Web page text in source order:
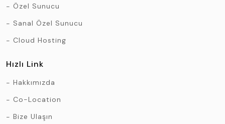
Özel Sunucu
Sanal Özel Sunucu
Cloud Hosting
Hızlı Link
Hakkımızda
Co-Location
Bize Ulaşın